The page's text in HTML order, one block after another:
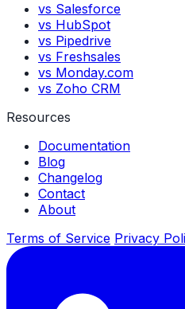
vs Salesforce
vs HubSpot
vs Pipedrive
vs Freshsales
vs Monday.com
vs Zoho CRM
Resources
Documentation
Blog
Changelog
Contact
About
Terms of Service Privacy